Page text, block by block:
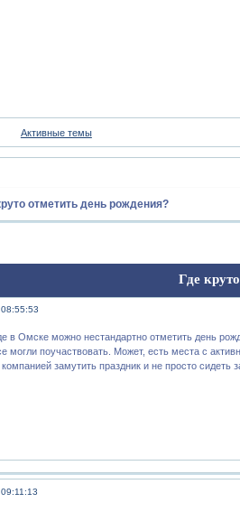
Активные темы
отметить день рождения?
Где
в Омске можно нестандартно отметить день
могли поучаствовать. Может, есть места с
замутить праздник и не просто сидеть